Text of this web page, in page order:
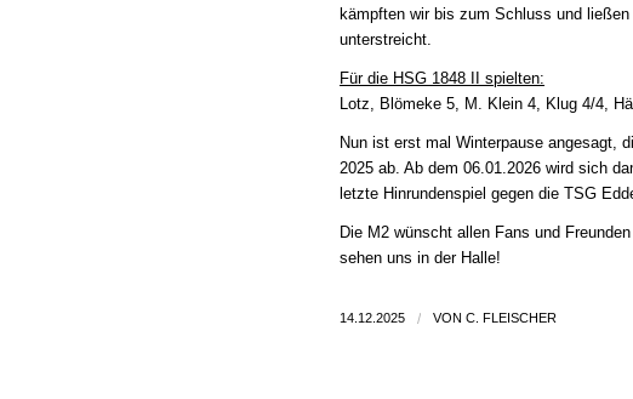
kämpften wir bis zum Schluss und
unterstreicht.
Für die HSG 1848 II spielten:
Lotz, Blömeke 5, M. Klein 4, Klug 4/4,
Nun ist erst mal Winterpause angesagt,
2025 ab. Ab dem 06.01.2026 wird sich
letzte Hinrundenspiel gegen die TSG
Die M2 wünscht allen Fans und
sehen uns in der Halle!
14.12.2025 / VON C. FLEISCHER